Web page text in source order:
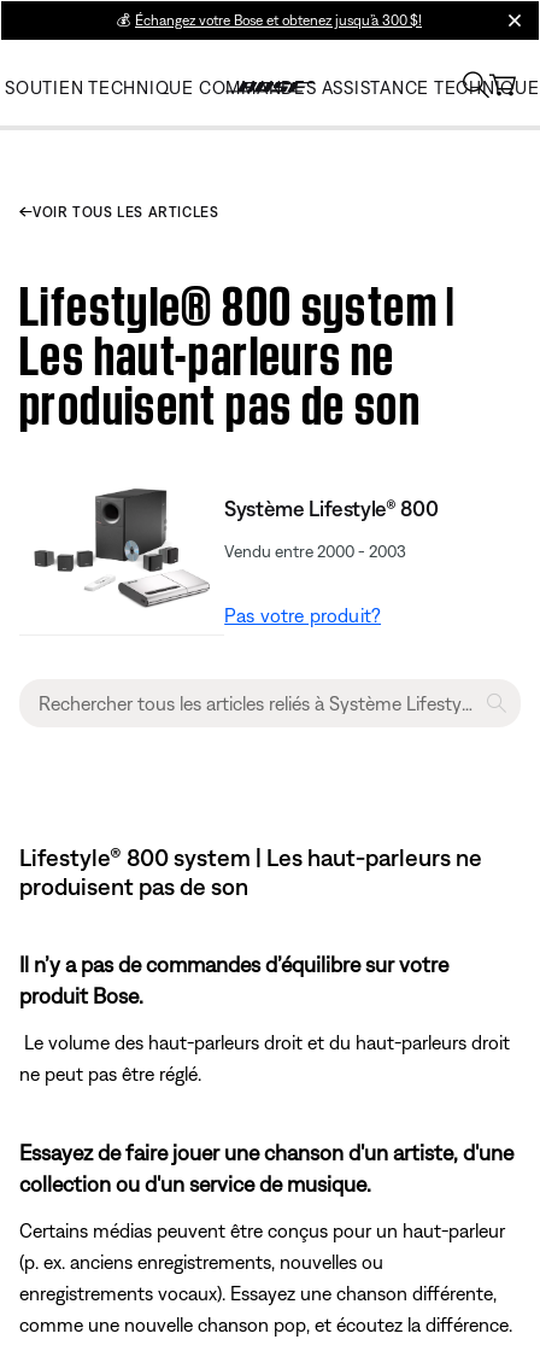
💰 Échangez votre Bose et obtenez jusqu’à 300 $!
SOUTIEN TECHNIQUE COMMANDES ASSISTANCE TECHNIQUE
VOIR TOUS LES ARTICLES
Lifestyle® 800 system |
Les haut-parleurs ne
produisent pas de son
Système Lifestyle® 800
Vendu entre 2000 - 2003
Pas votre produit?
Lifestyle® 800 system | Les haut-parleurs ne
produisent pas de son
Il n’y a pas de commandes d’équilibre sur votre
produit Bose.
Le volume des haut-parleurs droit et du haut-parleurs droit
ne peut pas être réglé.
Essayez de faire jouer une chanson d'un artiste, d'une
collection ou d'un service de musique.
Certains médias peuvent être conçus pour un haut-parleur
(p. ex. anciens enregistrements, nouvelles ou
enregistrements vocaux). Essayez une chanson différente,
comme une nouvelle chanson pop, et écoutez la différence.